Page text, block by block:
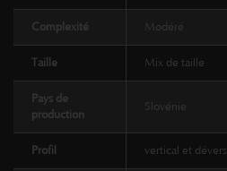
Complexité Modéré
Taille Mix de taille
Pays de
production
Slovénie
Profil vertical et dévers